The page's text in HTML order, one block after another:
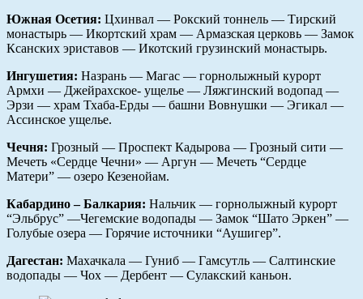
Южная Осетия: Цхинвал — Рокский тоннель — Тирский
монастырь — Икортский храм — Армазская церковь — Замок
Ксанских эриставов — Икотский грузинский монастырь.
Ингушетия: Назрань — Магас — горнолыжный курорт
Армхи — Джейрахское- ущелье — Ляжгинский водопад —
Эрзи — храм Тхаба-Ерды — башни Вовнушки — Эгикал —
Ассинское ущелье.
Чечня: Грозный — Проспект Кадырова — Грозный сити —
Мечеть «Сердце Чечни» — Аргун — Мечеть “Сердце
Матери” — озеро Кезенойам.
Кабардино – Балкария: Нальчик — горнолыжный курорт
“Эльбрус” —Чегемские водопады — Замок “Шато Эркен” —
Голубые озера — Горячие источники “Аушигер”.
Дагестан: Махачкала — Гуниб — Гамсутль — Салтинские
водопады — Чох — Дербент — Сулакский каньон.